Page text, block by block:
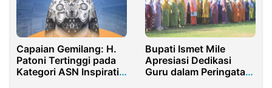
Capaian Gemilang: H.
Patoni Tertinggi pada
Kategori ASN Inspiratif
Bupati Ismet Mile
Apresiasi Dedikasi
Guru dalam Peringatan